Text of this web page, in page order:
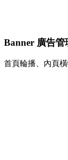
Banner 廣告管
首頁輪播、內頁